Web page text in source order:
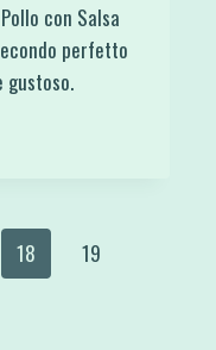
con Salsa
perfetto
18
19